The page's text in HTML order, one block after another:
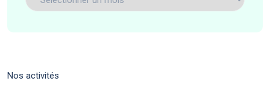
par
Nos activités